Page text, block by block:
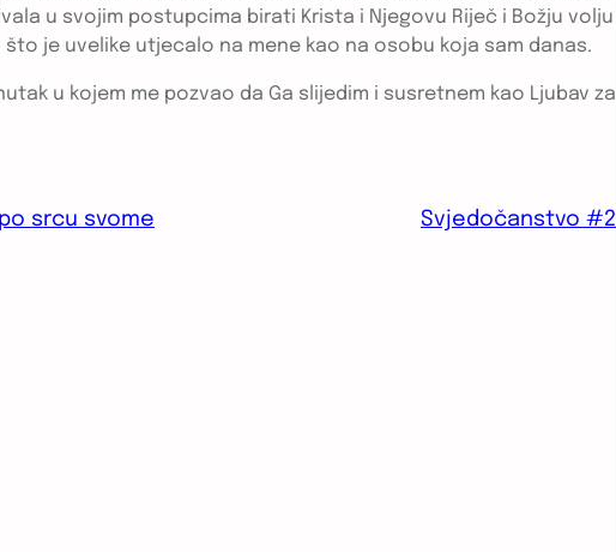
u svojim postupcima birati Krista i Njegovu Riječ i Božju volju
je uvelike utjecalo na mene kao na osobu koja sam danas.
u kojem me pozvao da Ga slijedim i susretnem kao Ljubav za
srcu svome Svjedočanstvo #2